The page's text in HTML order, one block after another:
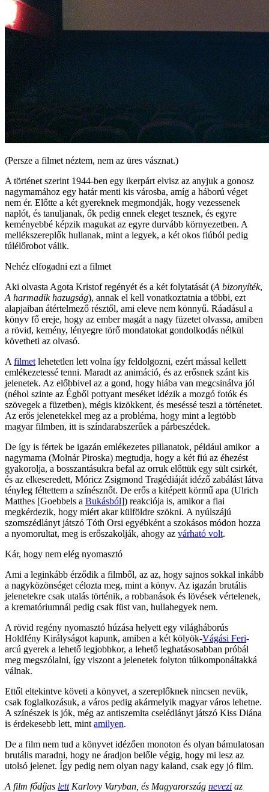
(Persze a filmet néztem, nem az üres vásznat.)
A történet szerint 1944-ben egy ikerpárt elvisz az anyjuk a gonosz
nagymamához egy határ menti kis városba, amíg a háború véget
nem ér. Előtte a két gyereknek megmondják, hogy vezessenek
naplót, és tanuljanak, ők pedig ennek eleget tesznek, és egyre
keményebbé képzik magukat az egyre durvább környezetben. A
mellékszereplők hullanak, mint a legyek, a két okos fiúból pedig
túlélőrobot válik.
Nehéz elfogadni ezt a filmet
Aki olvasta Agota Kristof regényét és a két folytatását (A bizonyíték,
A harmadik hazugság), annak el kell vonatkoztatnia a többi, ezt
alapjaiban átértelmező résztől, ami eleve nem könnyű. Ráadásul a
könyv fő ereje, hogy az ember magát a nagy füzetet olvassa, amiben
a rövid, kemény, lényegre törő mondatokat gondolkodás nélkül
követheti az olvasó.
Afilmetlehetetlen lett volna így feldolgozni, ezért mással kellett
emlékezetessé tenni. Maradt az animáció, és az erősnek szánt kis
jelenetek. Az előbbivel az a gond, hogy hiába van megcsinálva jól
(néhol szinte az Égből pottyant meséket idézik a mozgó fotók és
szövegek a füzetben), mégis kizökkent, és meséssé teszi a történetet.
Az erős jelenetekkel meg az a probléma, hogy mint a legtöbb
magyar filmben, itt is színdarabszerűek a párbeszédek.
De így is fértek be igazán emlékezetes pillanatok, például amikor a
nagymama (Molnár Piroska) megtudja, hogy a két fiú az éhezést
gyakorolja, a bosszantásukra befal az orruk előttük egy sült csirkét,
és az elkeseredett, Móricz Zsigmond Tragédiáját idéző zabálást látva
tényleg féltettem a színésznőt. De erős a kitépett körmű apa (Ulrich
Matthes [Goebbels a Bukásból]) reakciója is, amikor a fiai
megkérdezik, hogy miért akar külföldre szökni. A nyúlszájú
szomszédlányt játszó Tóth Orsi egyébként a szokásos módon hozza
a nyomorultat, meg is erőszakolják, ahogy az várható volt.
Kár, hogy nem elég nyomasztó
Ami a leginkább érződik a filmből, az az, hogy sajnos sokkal inkább
a nagyközönséget célozta meg, mint a könyv. Az igazán brutális
jelenetekre csak utalás történik, a robbanások és lövések vértelenek,
a krematóriumnál pedig csak füst van, hullahegyek nem.
A rövid regény nyomasztó húzása helyett egy világháborús
Holdfény Királyságot kapunk, amiben a két kölyök-Vágási Feri-
arcú gyerek a lehető legjobbkor, a lehető leghatásosabban próbál
meg megszólalni, így viszont a jelenetek folyton túlkomponáltakká
válnak.
Ettől eltekintve követi a könyvet, a szereplőknek nincsen nevük,
csak foglalkozásuk, a város pedig akármelyik magyar város lehetne.
A színészek is jók, még az antiszemita cselédlányt játszó Kiss Diána
is érdekesebb lett, mintamilyen.
De a film nem tud a könyvet idézően monoton és olyan bámulatosan
brutális maradni, hogy ne áradjon belőle végig, hogy mi lesz az
utolsó jelenet. Így pedig nem olyan nagy kaland, csak egy jó film.
A film fődíjas lettKarlovy Varyban, és Magyarország nevezi az